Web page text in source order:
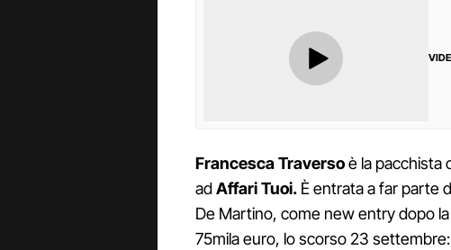
Francesca Traversoè la pacchista
adAffari Tuoi. È entrata a far parte
De Martino, come new entry dopo la
75mila euro, lo scorso 23